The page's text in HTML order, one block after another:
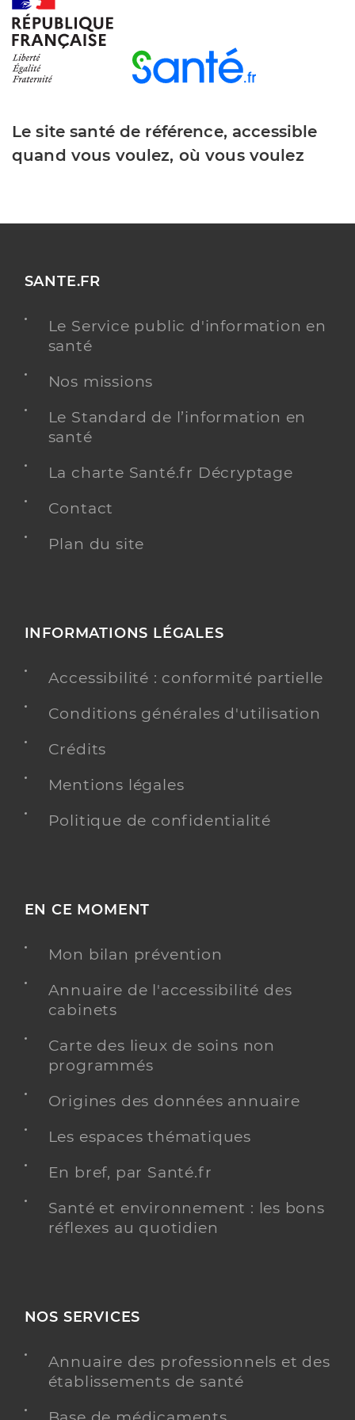
Ssiad de l'association val'sante
Service de soins infirmiers à domicile (SSIAD)
Etablissement de soins
Soins infirmiers à domicile
Adresse
6 Rue du Docteur Marc Koharian, 26000 Valence
Le site santé de référence, accessible
quand vous voulez, où vous voulez
SANTE.FR
Le Service public d'information en
santé
Nos missions
Le Standard de l’information en
santé
La charte Santé.fr Décryptage
Contact
Plan du site
INFORMATIONS LÉGALES
Accessibilité : conformité partielle
Conditions générales d'utilisation
Crédits
Mentions légales
Politique de confidentialité
EN CE MOMENT
Mon bilan prévention
Annuaire de l'accessibilité des
cabinets
Carte des lieux de soins non
programmés
Origines des données annuaire
Les espaces thématiques
En bref, par Santé.fr
Santé et environnement : les bons
réflexes au quotidien
NOS SERVICES
Annuaire des professionnels et des
établissements de santé